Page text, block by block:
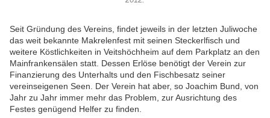
Seit Gründung des Vereins, findet jeweils in der letzten Juliwoche
das weit bekannte Makrelenfest mit seinen Steckerlfisch und
weitere Köstlichkeiten in Veitshöchheim auf dem Parkplatz an den
Mainfrankensälen statt. Dessen Erlöse benötigt der Verein zur
Finanzierung des Unterhalts und den Fischbesatz seiner
vereinseigenen Seen. Der Verein hat aber, so Joachim Bund, von
Jahr zu Jahr immer mehr das Problem, zur Ausrichtung des
Festes genügend Helfer zu finden.